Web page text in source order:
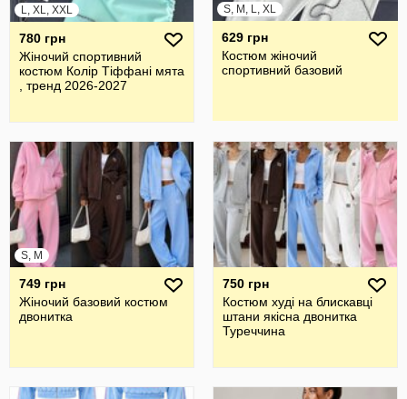
L, XL, XXL
780 грн
Жіночий спортивний
костюм Колір Тіффані мята
, тренд 2026-2027
S, M, L, XL
629 грн
Костюм жіночий
спортивний базовий
S, M
749 грн
Жіночий базовий костюм
двонитка
750 грн
Костюм худі на блискавці
штани якісна двонитка
Туреччина